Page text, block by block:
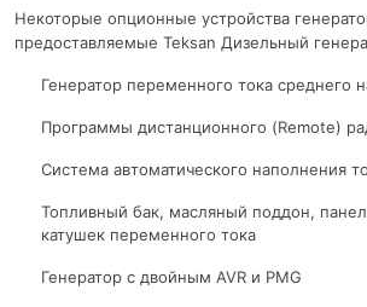
Некоторые опционные устройства
предоставляемые Teksan Дизельный
Генератор переменного тока среднего
Программы дистанционного (Remote)
Система автоматического наполнения
Топливный бак, масляный поддон,
катушек переменного тока
Генератор с двойным AVR и PMG